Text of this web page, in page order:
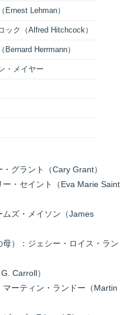
Ernest Lehman）
ック（Alfred Hitchcock）
Herrmann）
・メイヤー
グラント（Cary Grant）
・セイント（Eva Marie Saint
ズ・メイソン（James
）：ジェシー・ロイス・ラン
Carroll）
ーティン・ランドー（Martin